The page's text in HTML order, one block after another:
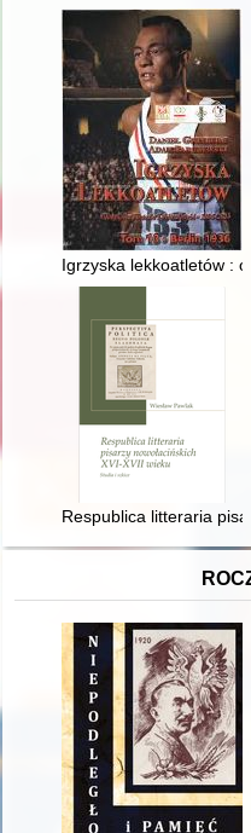
Igrzyska lekkoatletów :
Respublica litteraria